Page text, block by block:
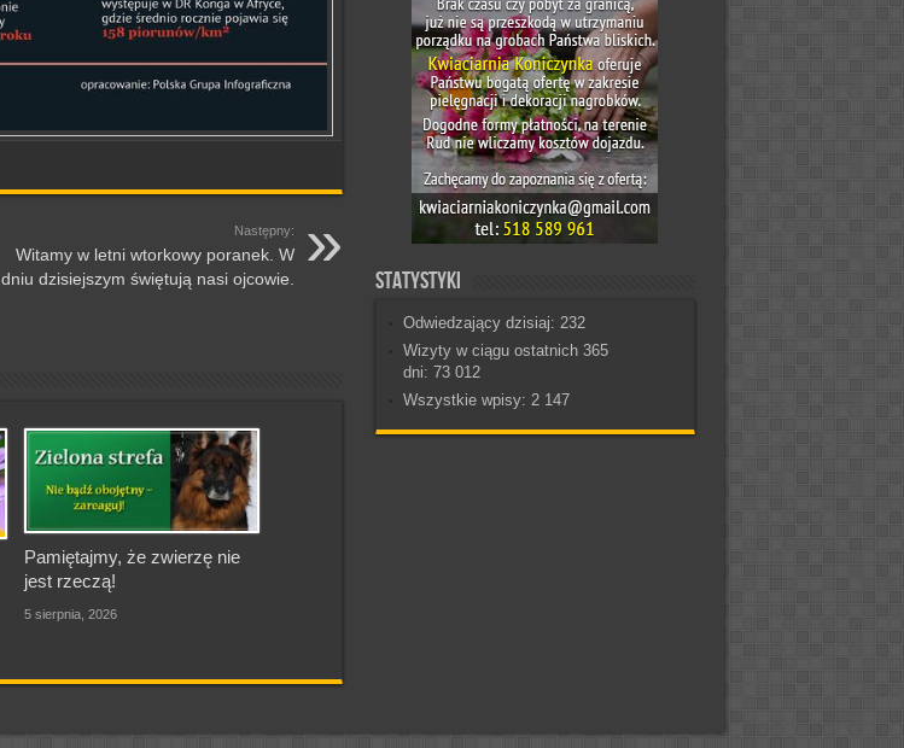
Następny:
Witamy w letni wtorkowy poranek. W
dniu dzisiejszym świętują nasi ojcowie.
Pamiętajmy, że zwierzę nie
jest rzeczą!
5 sierpnia, 2026
Statystyki
Odwiedzający dzisiaj: 232
Wizyty w ciągu ostatnich 365
dni: 73 012
Wszystkie wpisy: 2 147